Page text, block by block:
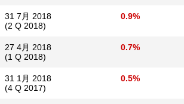
31 7月 2018
(2 Q 2018)
0.9%
27 4月 2018
(1 Q 2018)
0.7%
31 1月 2018
(4 Q 2017)
0.5%